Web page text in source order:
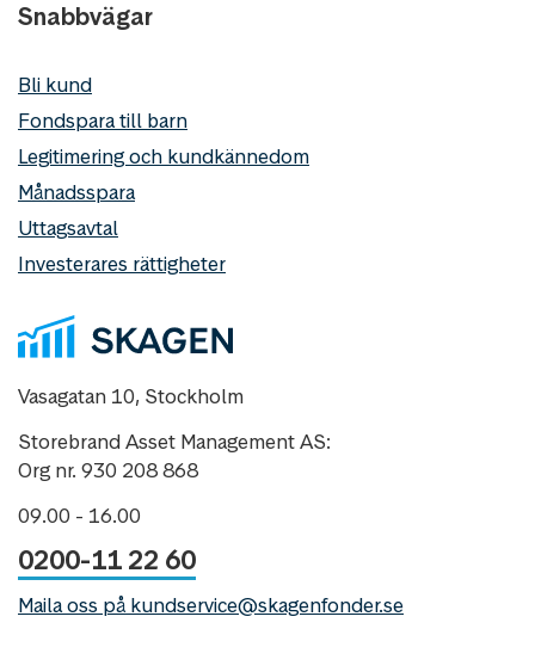
Snabbvägar
Bli kund
Fondspara till barn
Legitimering och kundkännedom
Månadsspara
Uttagsavtal
Investerares rättigheter
Vasagatan 10, Stockholm
Storebrand Asset Management AS:
Org nr. 930 208 868
09.00 - 16.00
0200-11 22 60
Maila oss på kundservice@skagenfonder.se